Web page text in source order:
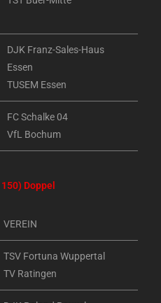
DJK Franz-Sales-Haus
Essen
TUSEM Essen
FC Schalke 04
VfL Bochum
Doppel
VEREIN
TSV Fortuna Wuppertal
TV Ratingen